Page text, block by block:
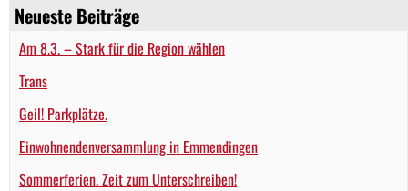
Neueste Beiträge
Am 8.3. – Stark für die Region wählen
Trans
Geil! Parkplätze.
Einwohnendenversammlung in Emmendingen
Sommerferien. Zeit zum Unterschreiben!